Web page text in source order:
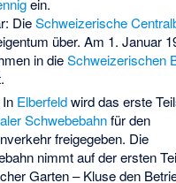
ein.
DieSchweizerische
über. Am 1. Januar
in dieSchweizerischen
Elberfeldwird das erste
Schwebebahnfür den
freigegeben. Die
nimmt auf der ersten
Garten – Kluse den